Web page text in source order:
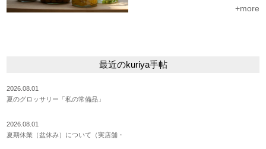
+more
最近のkuriya手帖
2026.08.01
夏のグロッサリー「私の常備品」
2026.08.01
夏期休業（盆休み）について（実店舗・